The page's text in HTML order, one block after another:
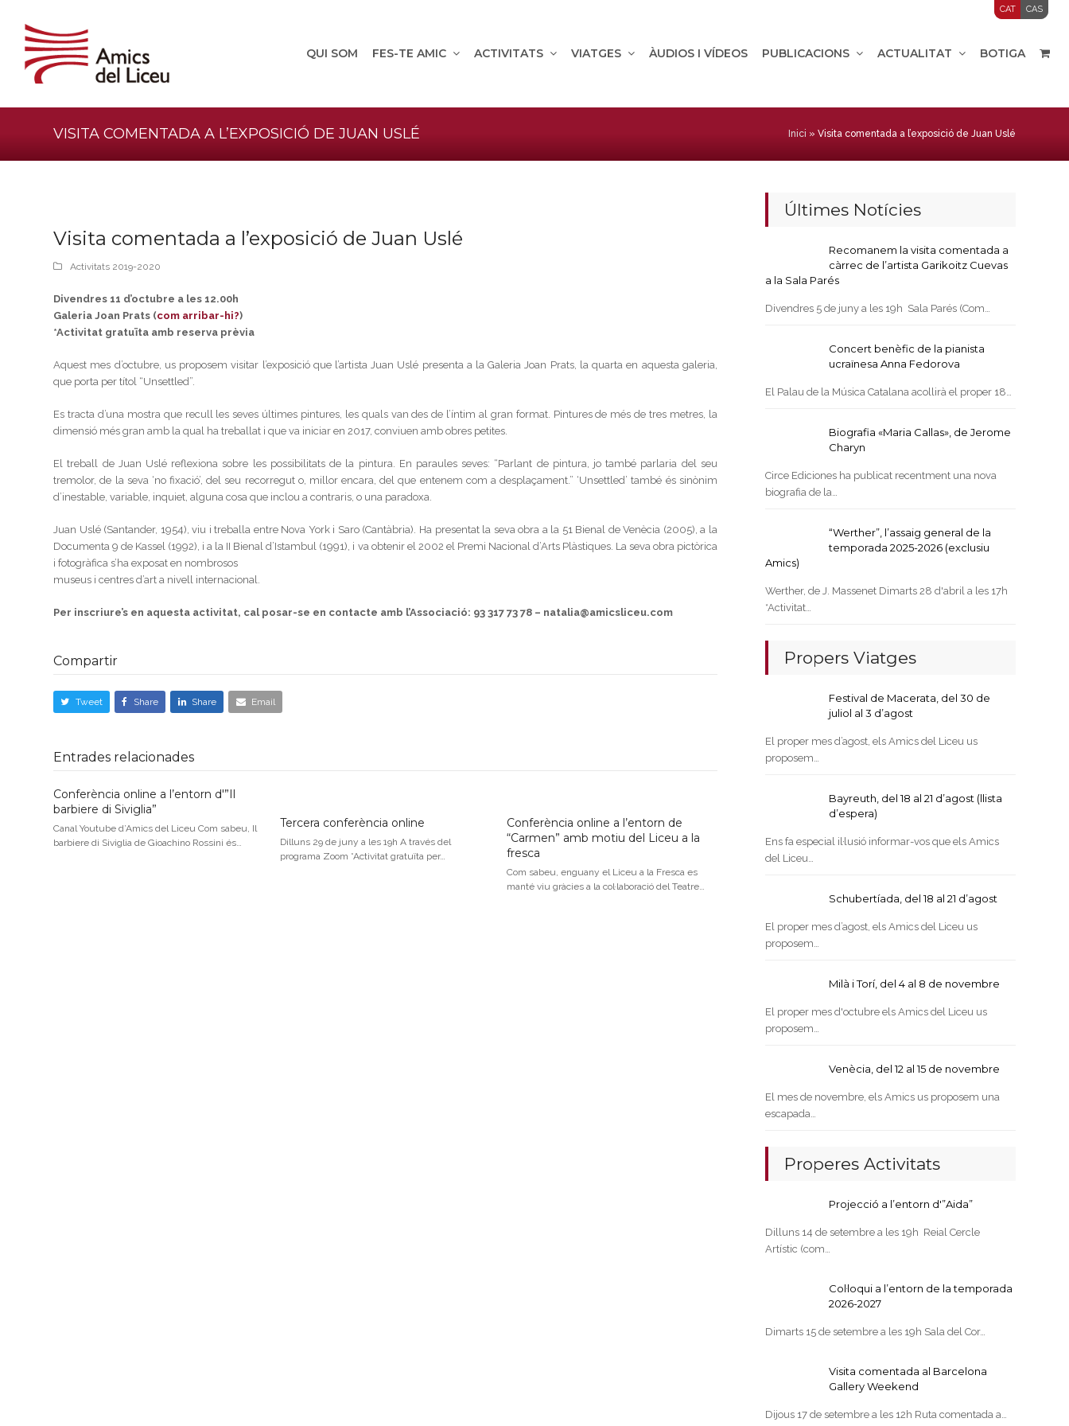
CAT CAS
QUI SOM FES-TE AMIC ACTIVITATS VIATGES ÀUDIOS I VÍDEOS PUBLICACIONS ACTUALITAT BOTIGA
VISITA COMENTADA A L’EXPOSICIÓ DE JUAN USLÉ Inici » Visita comentada a l’exposició de Juan Uslé
Visita comentada a l’exposició de Juan Uslé
Activitats 2019-2020
Divendres 11 d’octubre a les 12.00h
Galeria Joan Prats (com arribar-hi?)
*Activitat gratuïta amb reserva prèvia
Aquest mes d’octubre, us proposem visitar l’exposició que l’artista Juan Uslé presenta a la Galeria Joan Prats, la quarta en aquesta galeria,
que porta per títol “Unsettled”.
Es tracta d’una mostra que recull les seves últimes pintures, les quals van des de l’íntim al gran format. Pintures de més de tres metres, la
dimensió més gran amb la qual ha treballat i que va iniciar en 2017, conviuen amb obres petites.
El treball de Juan Uslé reflexiona sobre les possibilitats de la pintura. En paraules seves: “Parlant de pintura, jo també parlaria del seu
tremolor, de la seva ‘no fixació’, del seu recorregut o, millor encara, del que entenem com a desplaçament.” ‘Unsettled’ també és sinònim
d’inestable, variable, inquiet, alguna cosa que inclou a contraris, o una paradoxa.
Juan Uslé (Santander, 1954), viu i treballa entre Nova York i Saro (Cantàbria). Ha presentat la seva obra a la 51 Bienal de Venècia (2005), a la
Documenta 9 de Kassel (1992), i a la II Bienal d’Istambul (1991), i va obtenir el 2002 el Premi Nacional d’Arts Plàstiques. La seva obra pictòrica
i fotogràfica s’ha exposat en nombrosos
museus i centres d’art a nivell internacional.
Per inscriure’s en aquesta activitat, cal posar-se en contacte amb l’Associació: 93 317 73 78 – natalia@amicsliceu.com
Compartir
Tweet Share Share Email
Entrades relacionades
Conferència online a l’entorn d'”Il
barbiere di Siviglia”
Canal Youtube d’Amics del Liceu Com sabeu, Il
barbiere di Siviglia de Gioachino Rossini és…
Tercera conferència online
Dilluns 29 de juny a les 19h A través del
programa Zoom *Activitat gratuïta per…
Conferència online a l’entorn de
“Carmen” amb motiu del Liceu a la
fresca
Com sabeu, enguany el Liceu a la Fresca es
manté viu gràcies a la col·laboració del Teatre…
Últimes Notícies
Recomanem la visita comentada a
càrrec de l’artista Garikoitz Cuevas
a la Sala Parés
Divendres 5 de juny a les 19h Sala Parés (Com…
Concert benèfic de la pianista
ucraïnesa Anna Fedorova
El Palau de la Música Catalana acollirà el proper 18…
Biografia «Maria Callas», de Jerome
Charyn
Circe Ediciones ha publicat recentment una nova
biografia de la…
“Werther”, l’assaig general de la
temporada 2025-2026 (exclusiu
Amics)
Werther, de J. Massenet Dimarts 28 d'abril a les 17h
*Activitat…
Propers Viatges
Festival de Macerata, del 30 de
juliol al 3 d’agost
El proper mes d’agost, els Amics del Liceu us
proposem…
Bayreuth, del 18 al 21 d’agost (llista
d’espera)
Ens fa especial il·lusió informar-vos que els Amics
del Liceu…
Schubertíada, del 18 al 21 d’agost
El proper mes d’agost, els Amics del Liceu us
proposem…
Milà i Torí, del 4 al 8 de novembre
El proper mes d'octubre els Amics del Liceu us
proposem…
Venècia, del 12 al 15 de novembre
El mes de novembre, els Amics us proposem una
escapada…
Properes Activitats
Projecció a l’entorn d'”Aida”
Dilluns 14 de setembre a les 19h Reial Cercle
Artístic (com…
Col·loqui a l’entorn de la temporada
2026-2027
Dimarts 15 de setembre a les 19h Sala del Cor…
Visita comentada al Barcelona
Gallery Weekend
Dijous 17 de setembre a les 12h Ruta comentada a…